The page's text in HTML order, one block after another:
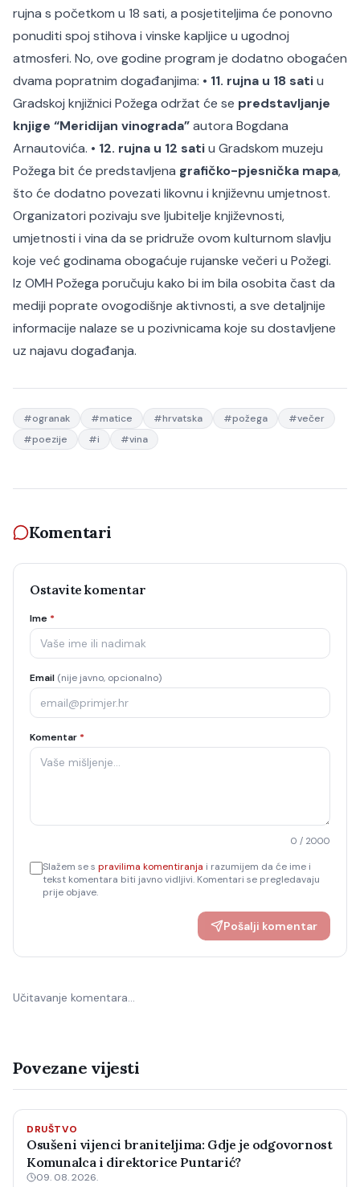
rujna s početkom u 18 sati, a posjetiteljima će ponovno
ponuditi spoj stihova i vinske kapljice u ugodnoj
atmosferi. No, ove godine program je dodatno obogaćen
dvama popratnim događanjima: • 11. rujna u 18 satiu
Gradskoj knjižnici Požega održat će se predstavljanje
knjige “Meridijan vinograda”autora Bogdana
Arnautovića. • 12. rujna u 12 satiu Gradskom muzeju
Požega bit će predstavljena grafičko-pjesnička mapa,
što će dodatno povezati likovnu i književnu umjetnost.
Organizatori pozivaju sve ljubitelje književnosti,
umjetnosti i vina da se pridruže ovom kulturnom slavlju
koje već godinama obogaćuje rujanske večeri u Požegi.
Iz OMH Požega poručuju kako bi im bila osobita čast da
mediji poprate ovogodišnje aktivnosti, a sve detaljnije
informacije nalaze se u pozivnicama koje su dostavljene
uz najavu događanja.
#ogranak #matice #hrvatska #požega #večer
#poezije #i #vina
Komentari
Ostavite komentar
Ime *
Email (nije javno, opcionalno)
Komentar *
0 / 2000
Slažem se s pravilima komentiranja i razumijem da će ime i
tekst komentara biti javno vidljivi. Komentari se pregledavaju
prije objave.
Pošalji komentar
Učitavanje komentara…
Povezane vijesti
DRUŠTVO
Osušeni vijenci braniteljima: Gdje je odgovornost
Komunalca i direktorice Puntarić?
09. 08. 2026.